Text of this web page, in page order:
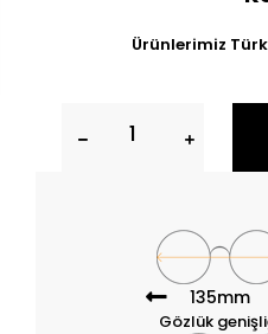
Ürünlerimiz
135mm
Gözlük